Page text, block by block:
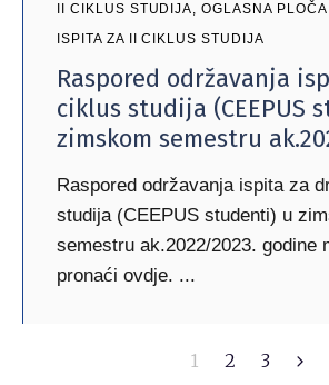
II CIKLUS STUDIJA,OGLASNA PLOČA
ISPITA ZA II CIKLUS STUDIJA
Raspored održavanja
ciklus studija (CEEPUS
zimskom semestru
Raspored održavanja ispita za
studija (CEEPUS studenti) u
semestru ak.2022/2023. godine
pronaći ovdje.
1 2 3